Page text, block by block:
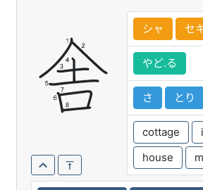
舎 シャ セ
やど.る
さ とり
cottage
house